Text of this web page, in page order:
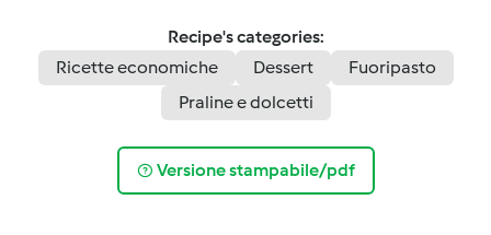
Recipe's categories:
Ricette economiche
Dessert
Fuoripasto
Praline e dolcetti
Versione stampabile/pdf